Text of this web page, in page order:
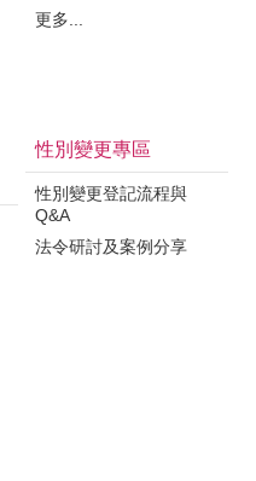
更多...
性別變更專區
性別變更登記流程與
Q&A
法令研討及案例分享